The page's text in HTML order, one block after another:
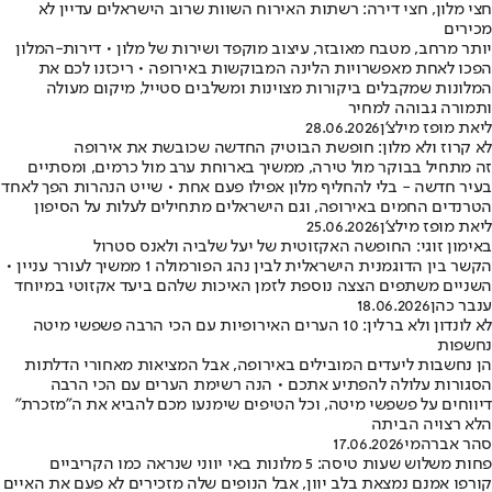
חצי מלון, חצי דירה: רשתות האירוח השוות שרוב הישראלים עדיין לא
מכירים
יותר מרחב, מטבח מאובזר, עיצוב מוקפד ושירות של מלון • דירות-המלון
הפכו לאחת מאפשרויות הלינה המבוקשות באירופה • ריכזנו לכם את
המלונות שמקבלים ביקורות מצוינות ומשלבים סטייל, מיקום מעולה
ותמורה גבוהה למחיר
ליאת מופז מילצ'ן28.06.2026
לא קרוז ולא מלון: חופשת הבוטיק החדשה שכובשת את אירופה
זה מתחיל בבוקר מול טירה, ממשיך בארוחת ערב מול כרמים, ומסתיים
בעיר חדשה - בלי להחליף מלון אפילו פעם אחת • שייט הנהרות הפך לאחד
הטרנדים החמים באירופה, וגם הישראלים מתחילים לעלות על הסיפון
ליאת מופז מילצ'ן25.06.2026
באימון זוגי: החופשה האקזוטית של יעל שלביה ולאנס סטרול
הקשר בין הדוגמנית הישראלית לבין נהג הפורמולה 1 ממשיך לעורר עניין •
השניים משתפים הצצה נוספת לזמן האיכות שלהם ביעד אקזוטי במיוחד
ענבר כהן18.06.2026
לא לונדון ולא ברלין: 10 הערים האירופיות עם הכי הרבה פשפשי מיטה
נחשפות
הן נחשבות ליעדים המובילים באירופה, אבל המציאות מאחורי הדלתות
הסגורות עלולה להפתיע אתכם • הנה רשימת הערים עם הכי הרבה
דיווחים על פשפשי מיטה, וכל הטיפים שימנעו מכם להביא את ה"מזכרת"
הלא רצויה הביתה
סהר אברהמי17.06.2026
פחות משלוש שעות טיסה: 5 מלונות באי יווני שנראה כמו הקריביים
קורפו אמנם נמצאת בלב יוון, אבל הנופים שלה מזכירים לא פעם את האיים